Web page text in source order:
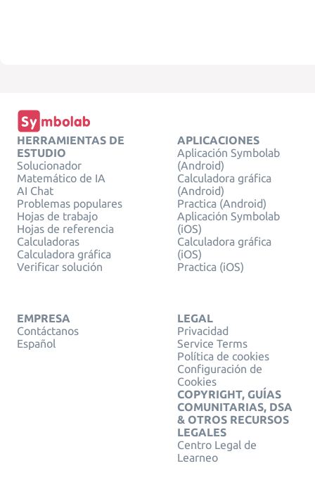
HERRAMIENTAS DE
ESTUDIO
Solucionador
Matemático de IA
AI Chat
Problemas populares
Hojas de trabajo
Hojas de referencia
Calculadoras
Calculadora gráfica
Verificar solución
APLICACIONES
Aplicación Symbolab
(Android)
Calculadora gráfica
(Android)
Practica (Android)
Aplicación Symbolab
(iOS)
Calculadora gráfica
(iOS)
Practica (iOS)
EMPRESA
Contáctanos
Español
LEGAL
Privacidad
Service Terms
Política de cookies
Configuración de
Cookies
COPYRIGHT, GUÍAS
COMUNITARIAS, DSA
& OTROS RECURSOS
LEGALES
Centro Legal de
Learneo